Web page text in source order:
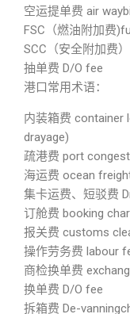
空运提单费 air
FSC（燃油附加费
SCC（安全附加费
抽单费 D/O fee
港口常用术语：
内装箱费 container
drayage)
疏港费 port
海运费 ocean
集卡运费、短驳费
订舱费 booking
报关费 customs
操作劳务费 labour
商检换单费
换单费 D/O fee
拆箱费 De-